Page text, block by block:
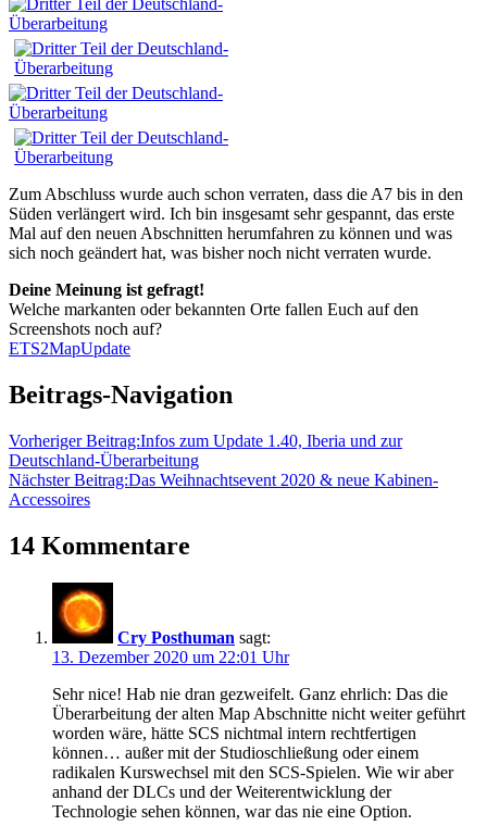
Zum Abschluss wurde auch schon verraten, dass die A7 bis in den
Süden verlängert wird. Ich bin insgesamt sehr gespannt, das erste
Mal auf den neuen Abschnitten herumfahren zu können und was
sich noch geändert hat, was bisher noch nicht verraten wurde.
Deine Meinung ist gefragt!
Welche markanten oder bekannten Orte fallen Euch auf den
Screenshots noch auf?
ETS2MapUpdate
Beitrags-Navigation
Vorheriger Beitrag:Infos zum Update 1.40, Iberia und zur
Deutschland-Überarbeitung
Nächster Beitrag:Das Weihnachtsevent 2020 & neue Kabinen-
Accessoires
14 Kommentare
Cry Posthuman sagt:
13. Dezember 2020 um 22:01 Uhr
Sehr nice! Hab nie dran gezweifelt. Ganz ehrlich: Das die
Überarbeitung der alten Map Abschnitte nicht weiter geführt
worden wäre, hätte SCS nichtmal intern rechtfertigen
können… außer mit der Studioschließung oder einem
radikalen Kurswechsel mit den SCS-Spielen. Wie wir aber
anhand der DLCs und der Weiterentwicklung der
Technologie sehen können, war das nie eine Option.